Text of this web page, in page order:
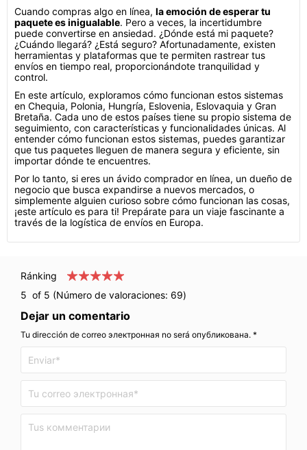
Cuando compras algo en línea, la emoción de esperar tu
paquete es inigualable. Pero a veces, la incertidumbre
puede convertirse en ansiedad. ¿Dónde está mi paquete?
¿Cuándo llegará? ¿Está seguro? Afortunadamente, existen
herramientas y plataformas que te permiten rastrear tus
envíos en tiempo real, proporcionándote tranquilidad y
control.
En este artículo, exploramos cómo funcionan estos sistemas
en Chequia, Polonia, Hungría, Eslovenia, Eslovaquia y Gran
Bretaña. Cada uno de estos países tiene su propio sistema de
seguimiento, con características y funcionalidades únicas. Al
entender cómo funcionan estos sistemas, puedes garantizar
que tus paquetes lleguen de manera segura y eficiente, sin
importar dónde te encuentres.
Por lo tanto, si eres un ávido comprador en línea, un dueño de
negocio que busca expandirse a nuevos mercados, o
simplemente alguien curioso sobre cómo funcionan las cosas,
¡este artículo es para ti! Prepárate para un viaje fascinante a
través de la logística de envíos en Europa.
Ránking
5 of 5 (Número de valoraciones: 69)
Dejar un comentario
Tu dirección de correo электронная no será опубликована. *